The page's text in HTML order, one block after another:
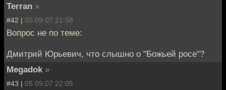
Terran »
#42 | 05.09.07 21:58
Вопрос не по теме:
Дмитрий Юрьевич, что слышно о "Божьей росе"?
Megadok »
#43 | 05.09.07 22:05